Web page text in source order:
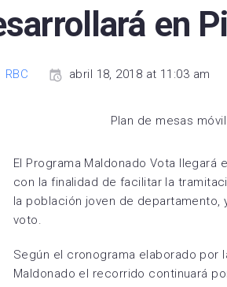
en
RBC abril 18, 2018 at 11:03 am
El Programa Maldonado Vota llegará
con la finalidad de facilitar la
la población joven de departamento,
voto.
Según el cronograma elaborado por
Maldonado el recorrido continuará